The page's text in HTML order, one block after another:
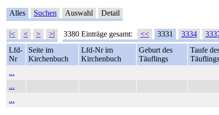
Alles Suchen Auswahl Detail
|< < > >| 3380 Einträge gesamt: << 3331 3334
Lfd-
Nr
Seite im
Kirchenbuch
Lfd-Nr im
Kirchenbuch
Geburt des
Täuflings
Taufe
Täuflings
...
...
...